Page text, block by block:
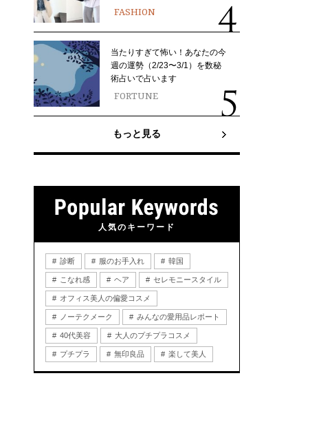
FASHION
当たりすぎて怖い！あなたの今
週の運勢（2/23〜3/1）を数秘
術占いで占います
FORTUNE
もっと見る
人気のキーワード
診断 服のお手入れ 韓国
こなれ感 ヘア セレモニースタイル
オフィス美人の偏愛コスメ
ノーテクメーク みんなの愛用品レポート
40代美容 大人のプチプラコスメ
プチプラ 無印良品 楽して美人